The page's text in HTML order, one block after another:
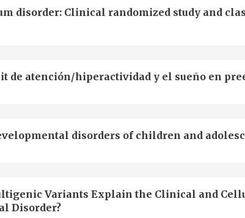
disorder: Clinical randomized study and
de atención/hiperactividad y el sueño en
disorders of children and
Variants Explain the Clinical and
Disorder?